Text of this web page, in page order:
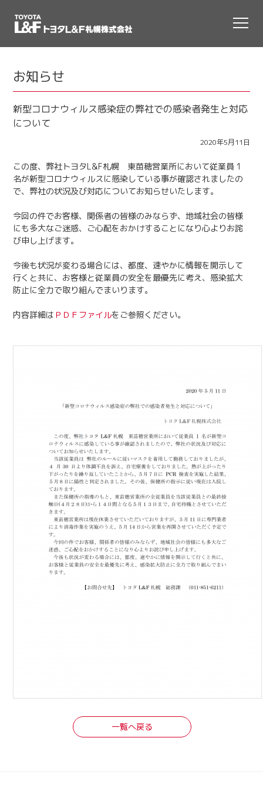
お知らせ
新型コロナウィルス感染症の弊社での感染者発生と対応
について
2020年5月11日
この度、弊社トヨタL&F札幌 東苗穂営業所において従業員 1
名が新型コロナウィルスに感染している事が確認されましたの
で、弊社の状況及び対応についてお知らせいたします。
今回の件でお客様、関係者の皆様のみならず、地域社会の皆様
にも多大なご迷惑、ご心配をおかけすることになり心よりお詫
び申し上げます。
今後も状況が変わる場合には、都度、速やかに情報を開示して
行くと共に、お客様と従業員の安全を最優先に考え、感染拡大
防止に全力で取り組んでまいります。
内容詳細は ＰＤＦファイルをご参照ください。
一覧へ戻る